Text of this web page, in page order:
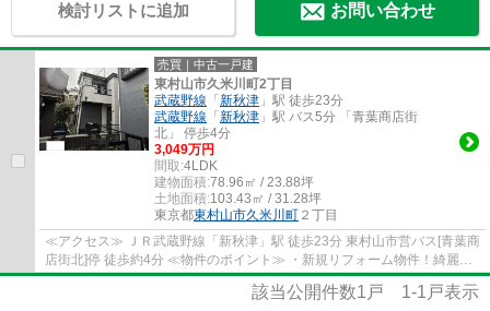
検討リストに追加 お問い合わせ
売買｜中古一戸建
東村山市久米川町2丁目
武蔵野線 「 新秋津 」駅 徒歩23分
武蔵野線 「 新秋津 」駅 バス5分 「青葉商店街
北」 停歩4分
3,049万円
間取:4LDK
建物面積:78.96㎡ / 23.88坪
土地面積:103.43㎡ / 31.28坪
東京都東村山市久米川町 ２丁目
≪アクセス≫ ＪＲ武蔵野線「新秋津」駅 徒歩23分 東村山市営バス[青葉商
店街北]停 徒歩約4分 ≪物件のポイント≫ ・新規リフォーム物件！綺麗な
室内で心地よく新生活を迎えられます♪ ・...
該当公開件数1 戸 1-1 戸表示